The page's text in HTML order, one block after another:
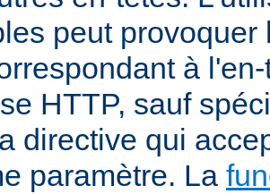
peut provoquer
à
HTTP, sauf
directive qui
paramètre. La